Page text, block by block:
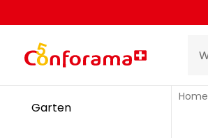
Garten
Home